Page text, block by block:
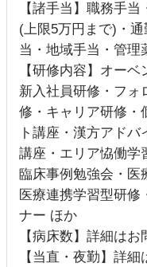
【諸手当】職務手
(上限5万円まで)・
当・地域手当・管理
【研修内容】オー
新入社員研修・フォ
修・キャリア研修・
ト講座・漢方アド
講座・エリア恊働学
臨床事例勉強会・医
医療連携学習型研修
ナー ほか
【病床数】詳細はお
【当直・夜勤】詳